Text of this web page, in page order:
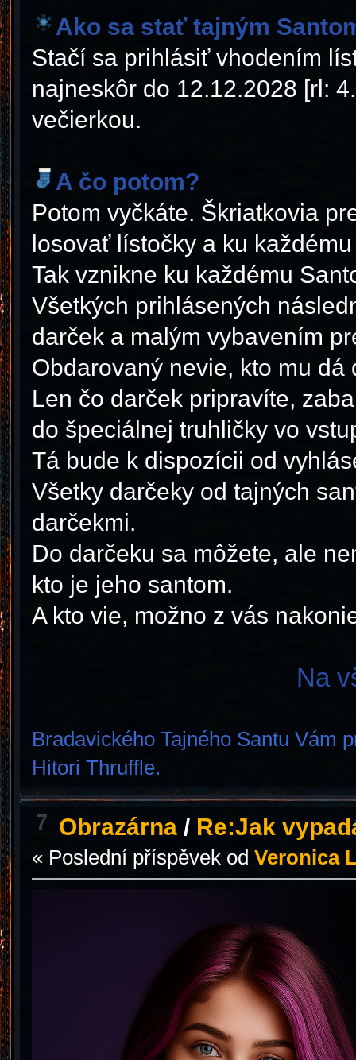
Ako sa stať tajným
Stačí sa prihlásiť vhodením
najneskôr do 12.12.2028 [rl:
večierkou.
A čo potom?
Potom vyčkáte. Škriatkovia
losovať lístočky a ku
Tak vznikne ku každému
Všetkých prihlásených
darček a malým vybavením
Obdarovaný nevie, kto mu
Len čo darček pripravíte,
do špeciálnej truhličky vo
Tá bude k dispozícii od
Všetky darčeky od tajných
darčekmi.
Do darčeku sa môžete, ale
kto je jeho santom.
A kto vie, možno z vás
Na
Bradavického Tajného Santu Vám
Hitori Thruffle.
7 Obrazárna / Re:Jak
« Poslední příspěvek od Veronica